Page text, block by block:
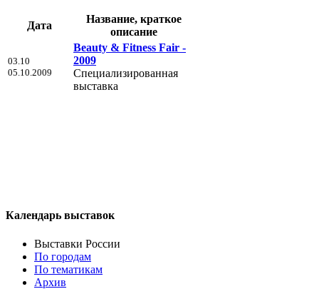
Дата
Название, краткое
описание
03.10
05.10.2009
Beauty & Fitness Fair -
2009
Специализированная
выставка
Календарь выставок
Выставки России
По городам
По тематикам
Архив